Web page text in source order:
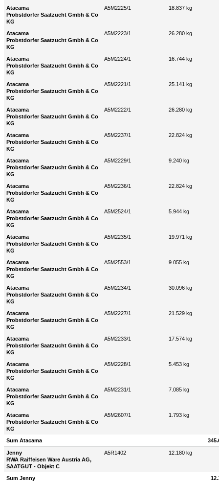
Atacama
Probstdorfer Saatzucht Gmbh & Co
KG
A5M2225/1 18.837 kg
Atacama
Probstdorfer Saatzucht Gmbh & Co
KG
A5M2223/1 26.280 kg
Atacama
Probstdorfer Saatzucht Gmbh & Co
KG
A5M2224/1 16.744 kg
Atacama
Probstdorfer Saatzucht Gmbh & Co
KG
A5M2221/1 25.141 kg
Atacama
Probstdorfer Saatzucht Gmbh & Co
KG
A5M2222/1 26.280 kg
Atacama
Probstdorfer Saatzucht Gmbh & Co
KG
A5M2237/1 22.824 kg
Atacama
Probstdorfer Saatzucht Gmbh & Co
KG
A5M2229/1 9.240 kg
Atacama
Probstdorfer Saatzucht Gmbh & Co
KG
A5M2236/1 22.824 kg
Atacama
Probstdorfer Saatzucht Gmbh & Co
KG
A5M2524/1 5.944 kg
Atacama
Probstdorfer Saatzucht Gmbh & Co
KG
A5M2235/1 19.971 kg
Atacama
Probstdorfer Saatzucht Gmbh & Co
KG
A5M2553/1 9.055 kg
Atacama
Probstdorfer Saatzucht Gmbh & Co
KG
A5M2234/1 30.096 kg
Atacama
Probstdorfer Saatzucht Gmbh & Co
KG
A5M2227/1 21.529 kg
Atacama
Probstdorfer Saatzucht Gmbh & Co
KG
A5M2233/1 17.574 kg
Atacama
Probstdorfer Saatzucht Gmbh & Co
KG
A5M2228/1 5.453 kg
Atacama
Probstdorfer Saatzucht Gmbh & Co
KG
A5M2231/1 7.085 kg
Atacama
Probstdorfer Saatzucht Gmbh & Co
KG
A5M2607/1 1.793 kg
Sum Atacama
Jenny
RWA Raiffeisen Ware Austria AG,
SAATGUT - Objekt C
A5R1402 12.180 kg
Sum Jenny